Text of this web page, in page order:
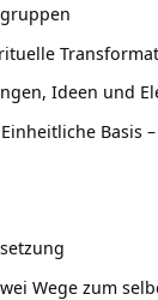
Ideen und
Basis
Wege zum